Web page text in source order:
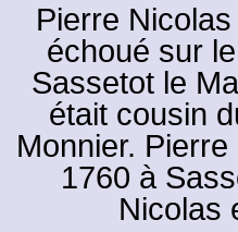
Pierre
échoué sur
Sassetot le
était cousin
Monnier.
1760 à
Nicolas